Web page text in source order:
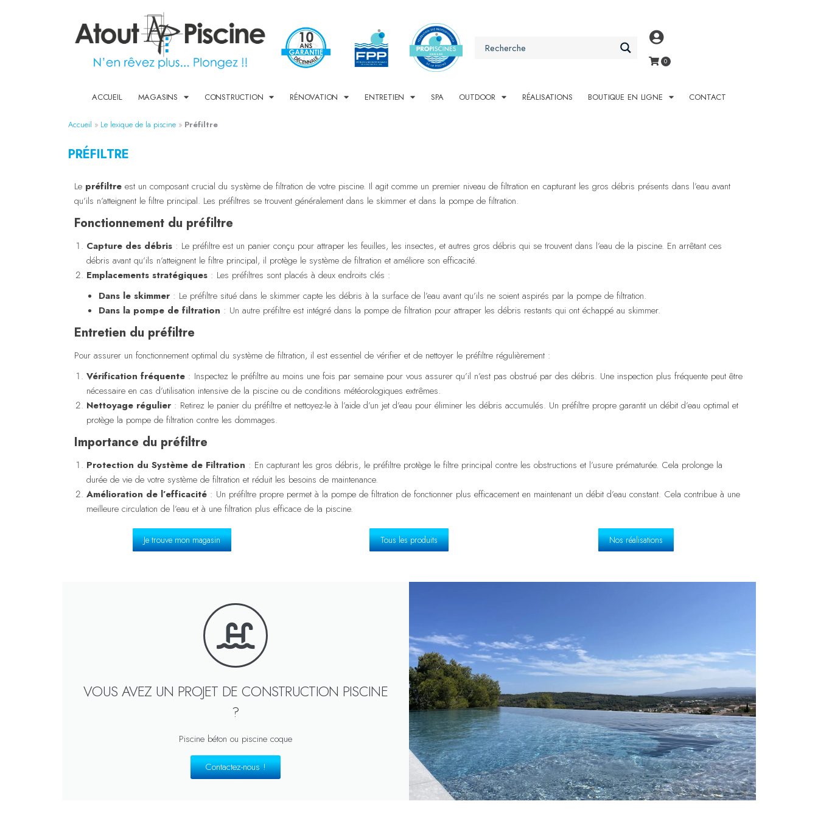
ACCUEIL MAGASINS CONSTRUCTION RÉNOVATION ENTRETIEN SPA OUTDOOR RÉALISATIONS BOUTIQUE EN LIGNE CONTACT
Accueil » Le lexique de la piscine » Préfiltre
PRÉFILTRE
Le préfiltre est un composant crucial du système de filtration de votre piscine. Il agit comme un premier niveau de filtration en capturant les gros débris présents dans l’eau avant
qu’ils n’atteignent le filtre principal. Les préfiltres se trouvent généralement dans le skimmer et dans la pompe de filtration.
Fonctionnement du préfiltre
Capture des débris : Le préfiltre est un panier conçu pour attraper les feuilles, les insectes, et autres gros débris qui se trouvent dans l’eau de la piscine. En arrêtant ces
débris avant qu’ils n’atteignent le filtre principal, il protège le système de filtration et améliore son efficacité.
Emplacements stratégiques : Les préfiltres sont placés à deux endroits clés :
Dans le skimmer : Le préfiltre situé dans le skimmer capte les débris à la surface de l’eau avant qu’ils ne soient aspirés par la pompe de filtration.
Dans la pompe de filtration : Un autre préfiltre est intégré dans la pompe de filtration pour attraper les débris restants qui ont échappé au skimmer.
Entretien du préfiltre
Pour assurer un fonctionnement optimal du système de filtration, il est essentiel de vérifier et de nettoyer le préfiltre régulièrement :
Vérification fréquente : Inspectez le préfiltre au moins une fois par semaine pour vous assurer qu’il n’est pas obstrué par des débris. Une inspection plus fréquente peut être
nécessaire en cas d’utilisation intensive de la piscine ou de conditions météorologiques extrêmes.
Nettoyage régulier : Retirez le panier du préfiltre et nettoyez-le à l’aide d’un jet d’eau pour éliminer les débris accumulés. Un préfiltre propre garantit un débit d’eau optimal et
protège la pompe de filtration contre les dommages.
Importance du préfiltre
Protection du Système de Filtration : En capturant les gros débris, le préfiltre protège le filtre principal contre les obstructions et l’usure prématurée. Cela prolonge la
durée de vie de votre système de filtration et réduit les besoins de maintenance.
Amélioration de l’efficacité : Un préfiltre propre permet à la pompe de filtration de fonctionner plus efficacement en maintenant un débit d’eau constant. Cela contribue à une
meilleure circulation de l’eau et à une filtration plus efficace de la piscine.
Je trouve mon magasin Tous les produits Nos réalisations
VOUS AVEZ UN PROJET DE CONSTRUCTION PISCINE
?
Piscine béton ou piscine coque
Contactez-nous !